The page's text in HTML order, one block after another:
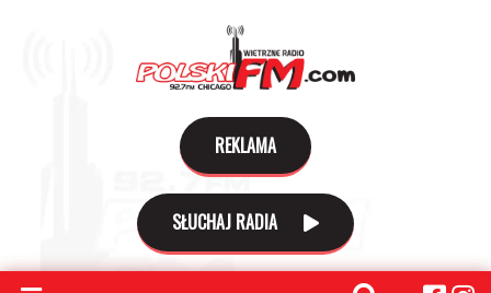
REKLAMA
SŁUCHAJ RADIA